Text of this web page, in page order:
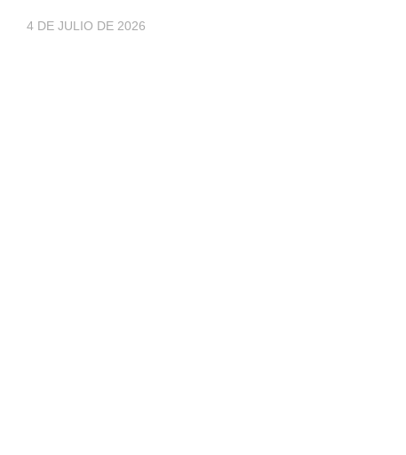
4 DE JULIO DE 2026